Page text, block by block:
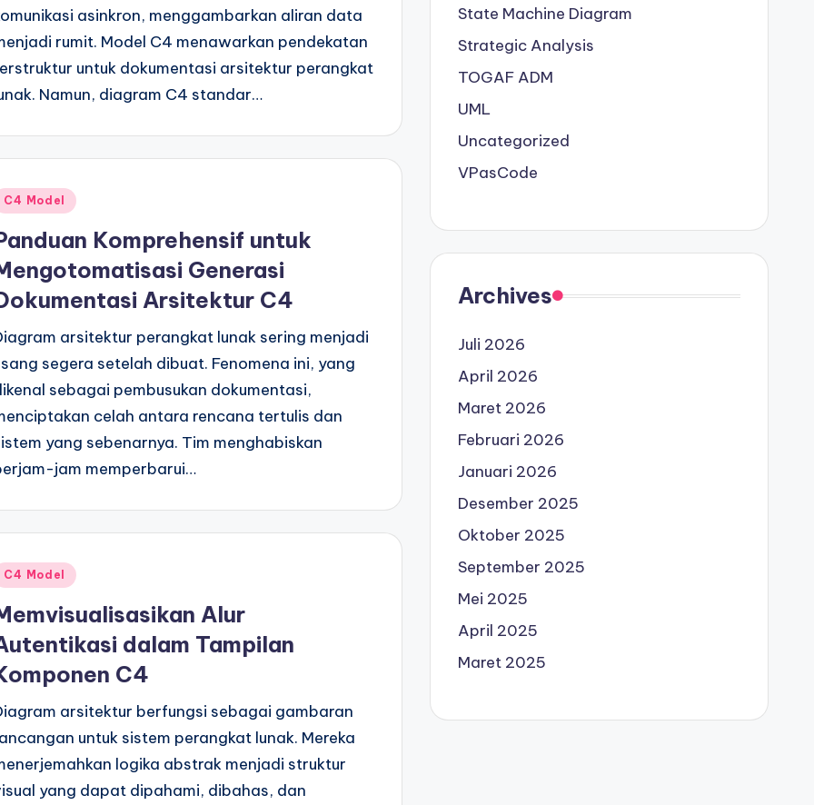
asinkron, menggambarkan aliran data
rumit. Model C4 menawarkan pendekatan
untuk dokumentasi arsitektur perangkat
Namun, diagram C4 standar…
C4 Model
Komprehensif untuk
Generasi
Arsitektur C4
arsitektur perangkat lunak sering menjadi
segera setelah dibuat. Fenomena ini, yang
sebagai pembusukan dokumentasi,
celah antara rencana tertulis dan
yang sebenarnya. Tim menghabiskan
jam memperbarui…
C4 Model
Alur
dalam Tampilan
C4
arsitektur berfungsi sebagai gambaran
untuk sistem perangkat lunak. Mereka
logika abstrak menjadi struktur
yang dapat dipahami, dibahas, dan
State Machine Diagram
Strategic Analysis
TOGAF ADM
UML
Uncategorized
VPasCode
Archives
Juli 2026
April 2026
Maret 2026
Februari 2026
Januari 2026
Desember 2025
Oktober 2025
September 2025
Mei 2025
April 2025
Maret 2025